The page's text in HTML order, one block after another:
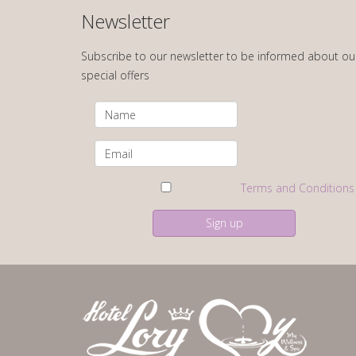
Newsletter
Subscribe to our newsletter to be informed about
special offers
Terms and Conditions